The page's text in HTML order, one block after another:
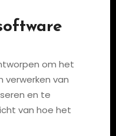
om het
verwerken van
en te
van hoe het